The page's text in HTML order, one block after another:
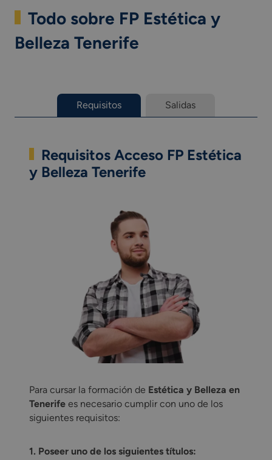
Todo sobre FP Estética y
Belleza Tenerife
Requisitos Salidas
Requisitos Acceso FP Estética
y Belleza Tenerife
Para cursar la formación de Estética y Belleza en
Tenerife es necesario cumplir con uno de los
siguientes requisitos:
1. Poseer uno de los siguientes títulos: